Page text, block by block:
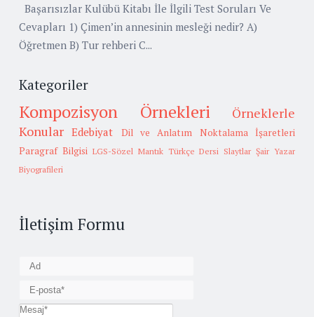
Başarısızlar Kulübü Kitabı İle İlgili Test Soruları Ve
Cevapları 1) Çimen’in annesinin mesleği nedir? A)
Öğretmen B) Tur rehberi C...
Kategoriler
Kompozisyon Örnekleri
Örneklerle
Konular Edebiyat Dil ve Anlatım
Noktalama İşaretleri
Paragraf Bilgisi LGS-Sözel Mantık Türkçe Dersi Slaytlar Şair Yazar
Biyografileri
İletişim Formu